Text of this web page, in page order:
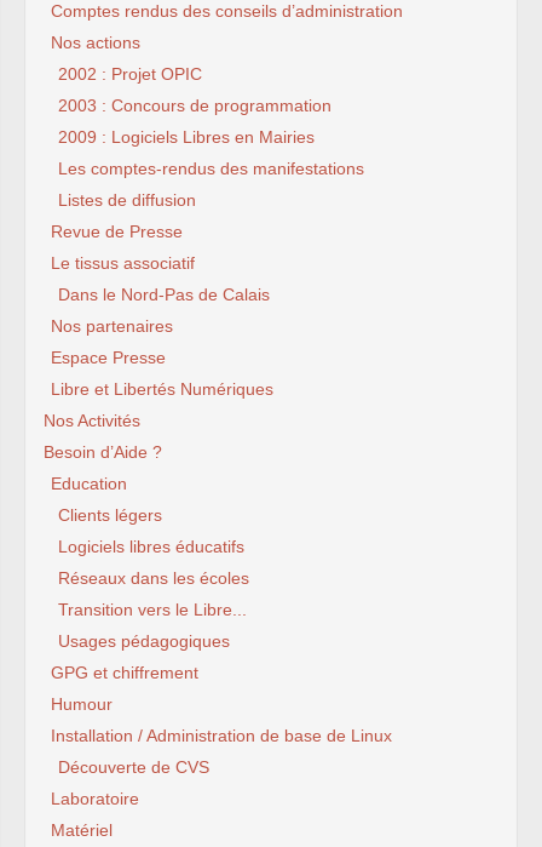
Comptes rendus des conseils d’administration
Nos actions
2002 : Projet OPIC
2003 : Concours de programmation
2009 : Logiciels Libres en Mairies
Les comptes-rendus des manifestations
Listes de diffusion
Revue de Presse
Le tissus associatif
Dans le Nord-Pas de Calais
Nos partenaires
Espace Presse
Libre et Libertés Numériques
Nos Activités
Besoin d’Aide ?
Education
Clients légers
Logiciels libres éducatifs
Réseaux dans les écoles
Transition vers le Libre...
Usages pédagogiques
GPG et chiffrement
Humour
Installation / Administration de base de Linux
Découverte de CVS
Laboratoire
Matériel